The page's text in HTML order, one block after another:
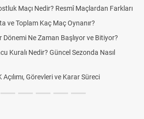
Maçı Nedir? Resmî Maçlardan Farkları
ve Toplam Kaç Maç Oynanır?
Dönemi Ne Zaman Başlıyor ve Bitiyor?
Kuralı Nedir? Güncel Sezonda Nasıl
Görevleri ve Karar Süreci